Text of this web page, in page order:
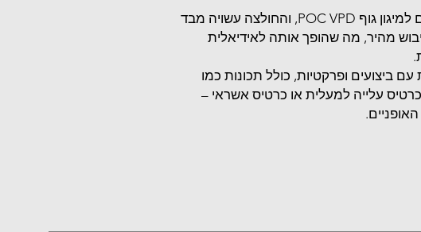
הגזרה מותאמת באופן מושלם למיגון גוף POC VPD, והחולצה עשויה מבד
מהיר, מה שהופך אותה לאידיאלית
ביצועים ופרקטיות, כולל תכונות כמו
עלייה למעלית או כרטיס אשראי –